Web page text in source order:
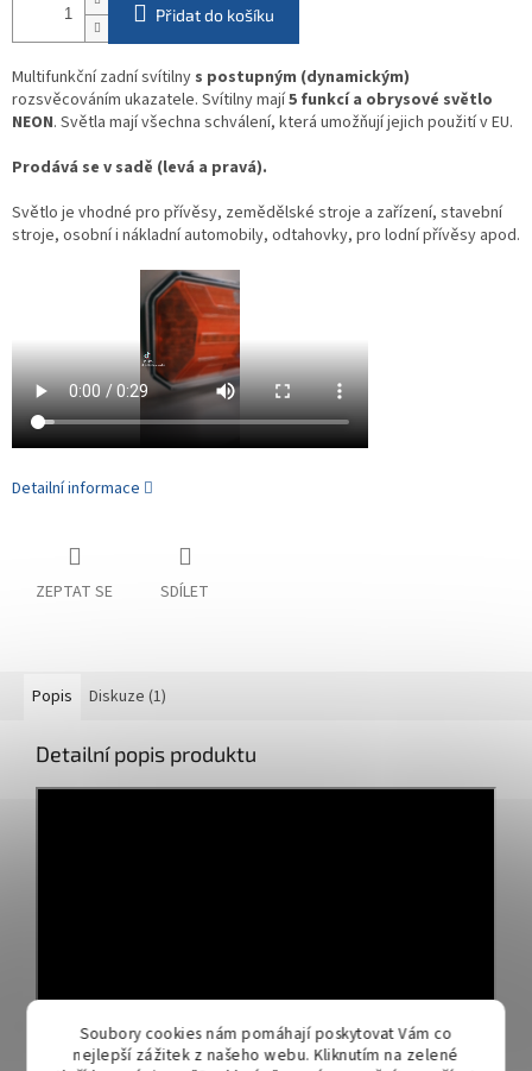
Soubory cookies nám pomáhají poskytovat Vám co
nejlepší zážitek z našeho webu. Kliknutím na zelené
Přidat do košíku
Multifunkční zadní svítilny s postupným (dynamickým)
rozsvěcováním ukazatele. Svítilny mají5 funkcí a obrysové světlo
NEON. Světla mají všechna schválení, která umožňují jejich použití v EU.
Prodává se v sadě (levá a pravá).
Světlo je vhodné pro přívěsy, zemědělské stroje a zařízení, stavební
stroje, osobní i nákladní automobily, odtahovky, pro lodní přívěsy apod.
Detailní informace
ZEPTAT SE SDÍLET
Popis Diskuze (1)
Detailní popis produktu